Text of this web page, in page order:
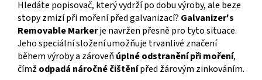
Hledáte popisovač, který vydrží po dobu výroby, ale beze
stopy zmizí při moření před galvanizací? Galvanizer's
Removable Markerje navržen přesně pro tyto situace.
Jeho speciální složení umožňuje trvanlivé značení
během výroby a zároveň úplné odstranění při moření,
čímž odpadá náročné čištěnípřed žárovým zinkováním.